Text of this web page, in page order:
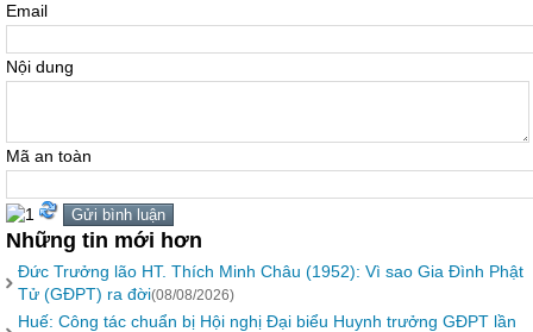
Email
Nội dung
Mã an toàn
Những tin mới hơn
Đức Trưởng lão HT. Thích Minh Châu (1952): Vì sao Gia Đình Phật
Tử (GĐPT) ra đời(08/08/2026)
Huế: Công tác chuẩn bị Hội nghị Đại biểu Huynh trưởng GĐPT lần